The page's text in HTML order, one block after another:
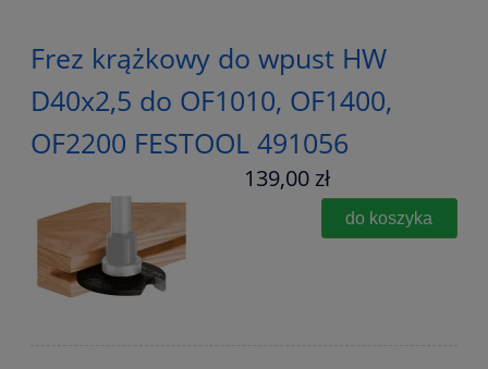
Frez krążkowy do wpust HW
D40x2,5 do OF1010, OF1400,
OF2200 FESTOOL 491056
139,00 zł
do koszyka